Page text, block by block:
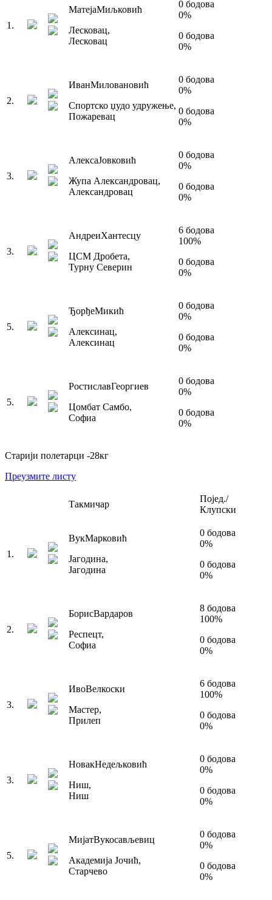
1 .
МатејаМиљковић
Лесковац,
Лесковац
0 бодова
0%
0 бодова
0%
2.
ИванМиловановић
Спортско џудо удружење,
Пожаревац
0 бодова
0%
0 бодова
0%
3.
АлексаЈовковић
Жупа Александровац,
Александровац
0 бодова
0%
0 бодова
0%
3.
АндреиХантесцу
ЦСМ Дробета,
Турну Северин
6 бодова
100%
0 бодова
0%
5.
ЂорђеМикић
Алексинац,
Алексинац
0 бодова
0%
0 бодова
0%
5.
РостиславГеоргиев
Цомбат Самбо,
Софиа
0 бодова
0%
0 бодова
0%
Старији полетарци -28кг
Преузмите листу
Такмичар
Појед./
Клупски
1 .
ВукМарковић
Јагодина,
Јагодина
0 бодова
0%
0 бодова
0%
2.
БорисВардаров
Респецт,
Софиа
8 бодова
100%
0 бодова
0%
3.
ИвоВелкоски
Мастер,
Прилеп
6 бодова
100%
0 бодова
0%
3.
НовакНедељковић
Ниш,
Ниш
0 бодова
0%
0 бодова
0%
5.
МијатВукосављевиц
Академија Јочић,
Старчево
0 бодова
0%
0 бодова
0%